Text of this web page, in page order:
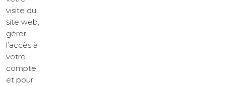
visite du
site web,
gérer
l’accès à
votre
compte,
et pour